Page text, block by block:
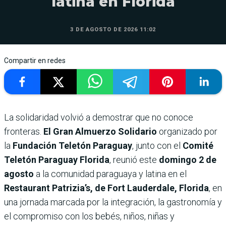
3 DE AGOSTO DE 2026 11:02
Compartir en redes
La solidaridad volvió a demostrar que no conoce
fronteras. El Gran Almuerzo Solidario organizado por
la Fundación Teletón Paraguay, junto con el Comité
Teletón Paraguay Florida, reunió este domingo 2 de
agosto a la comunidad paraguaya y latina en el
Restaurant Patrizia’s, de Fort Lauderdale, Florida, en
una jornada marcada por la integración, la gastronomía y
el compromiso con los bebés, niños, niñas y